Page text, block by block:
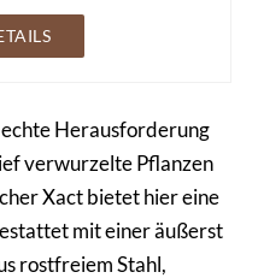
Herausforderung
verwurzelte Pflanzen
Xact bietet hier eine
mit einer äußerst
rostfreiem Stahl,